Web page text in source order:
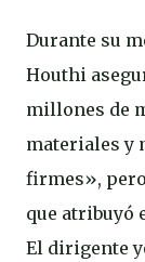
Durante su
Houthi
millones de
materiales y
firmes»,
que atribuyó
El dirigente